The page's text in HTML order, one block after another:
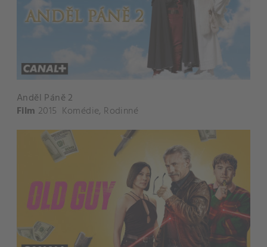
Anděl Páně 2
Film 2015 Komédie, Rodinné